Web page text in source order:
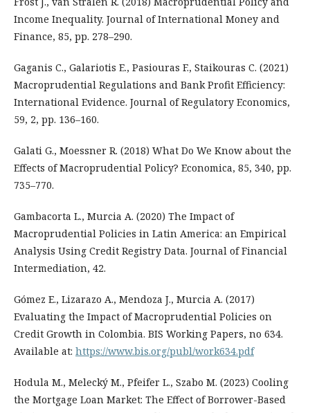
Income Inequality. Journal of International Money and
Finance, 85, pp. 278–290.
Gaganis C., Galariotis E., Pasiouras F., Staikouras C. (2021)
Macroprudential Regulations and Bank Profit Efficiency:
International Evidence. Journal of Regulatory Economics,
59, 2, pp. 136–160.
Galati G., Moessner R. (2018) What Do We Know about the
Effects of Macroprudential Policy? Economica, 85, 340, pp.
735–770.
Gambacorta L., Murcia A. (2020) The Impact of
Macroprudential Policies in Latin America: an Empirical
Analysis Using Credit Registry Data. Journal of Financial
Intermediation, 42.
Gómez Е., Lizarazo A., Mendoza J., Murcia A. (2017)
Evaluating the Impact of Macroprudential Policies on
Credit Growth in Colombia. BIS Working Papers, no 634.
Available at: https://www.bis.org/publ/work634.pdf
Hodula M., Melecký M., Pfeifer L., Szabo M. (2023) Cooling
the Mortgage Loan Market: The Effect of Borrower-Based